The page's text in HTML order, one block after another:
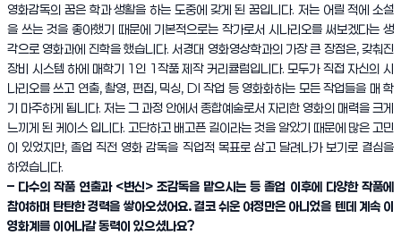
영화감독의 꿈은 학과 생활을 하는 도중에 갖게 된 꿈입니다. 저는 어릴 적에 소설
을 쓰는 것을 좋아했기 때문에 기본적으로는 작가로서 시나리오를 써보겠다는 생
각으로 영화과에 진학을 했습니다. 서경대 영화영상학과의 가장 큰 장점은, 갖춰진
장비 시스템 하에 매학기 1인 1작품 제작 커리큘럼입니다. 모두가 직접 자신의 시
나리오를 쓰고 연출, 촬영, 편집, 믹싱, DI 작업 등 영화화하는 모든 작업들을 매 학
기 마주하게 됩니다. 저는 그 과정 안에서 종합예술로서 자리한 영화의 매력을 크게
느끼게 된 케이스 입니다. 고단하고 배고픈 길이라는 것을 알았기 때문에 많은 고민
이 있었지만, 졸업 직전 영화 감독을 직업적 목표로 삼고 달려나가 보기로 결심을
하였습니다.
– 다수의 작품 연출과 <변신> 조감독을 맡으시는 등 졸업 이후에 다양한 작품에
참여하며 탄탄한 경력을 쌓아오셨어요. 결코 쉬운 여정만은 아니었을 텐데 계속 이
영화계를 이어나갈 동력이 있으셨나요?